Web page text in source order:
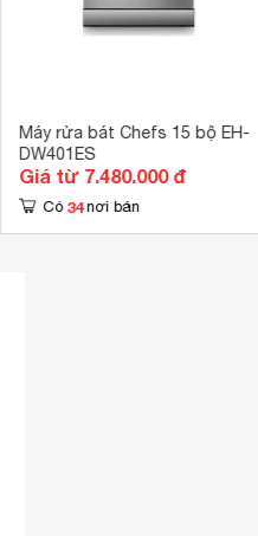
Máy rửa bát Chefs 15 bộ EH-
DW401ES
Giá từ 7.480.000 đ
Có 34 nơi bán